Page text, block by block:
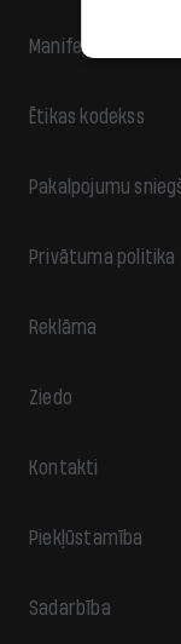
Manifests
Ētikas kodekss
Pakalpojumu
Privātuma politika
Reklāma
Ziedo
Kontakti
Piekļūstamība
Sadarbība